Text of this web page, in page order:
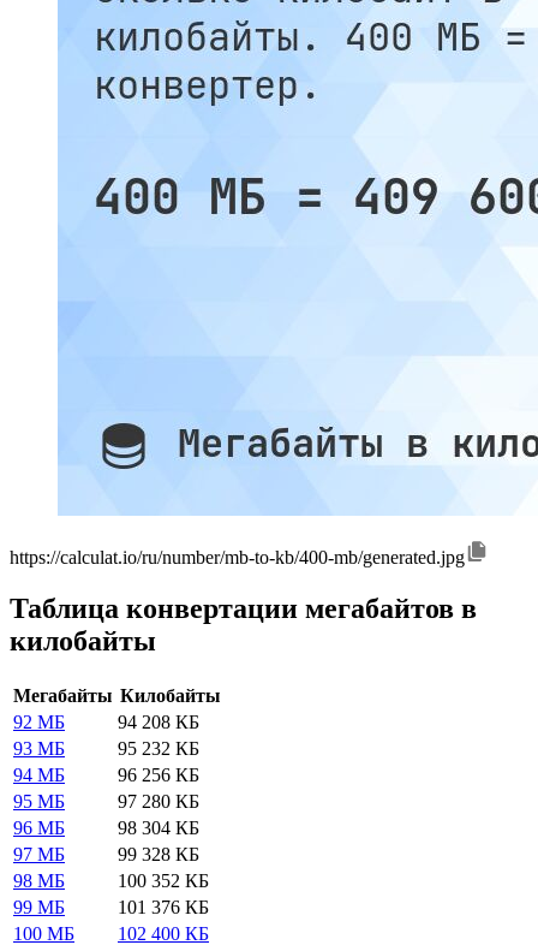
https://calculat.io/ru/number/mb-to-kb/400-mb/generated.jpg
Таблица конвертации мегабайтов в
килобайты
Мегабайты Килобайты
92 МБ
94 208 КБ
93 МБ
95 232 КБ
94 МБ
96 256 КБ
95 МБ
97 280 КБ
96 МБ
98 304 КБ
97 МБ
99 328 КБ
98 МБ
100 352 КБ
99 МБ
101 376 КБ
100 МБ
102 400 КБ